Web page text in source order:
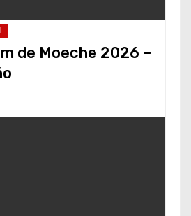
de Moeche 2026 –